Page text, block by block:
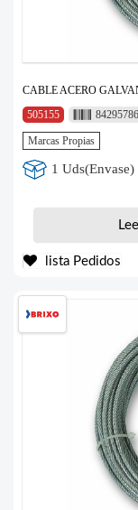
CABLE ACERO
505155
Marcas Propias
1 Uds(Envase)
lista Pedidos